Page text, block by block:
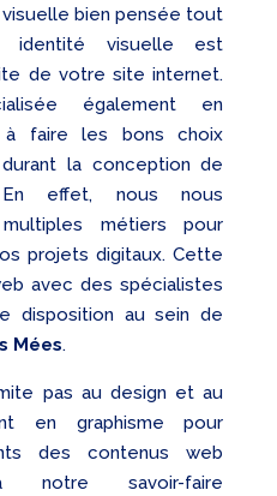
bien pensée tout
identité visuelle est
de votre site internet.
également en
à faire les bons choix
durant la conception de
effet, nous nous
métiers pour
projets digitaux. Cette
avec des spécialistes
disposition au sein de
Mées.
pas au design et au
en graphisme pour
des contenus web
notre savoir-faire